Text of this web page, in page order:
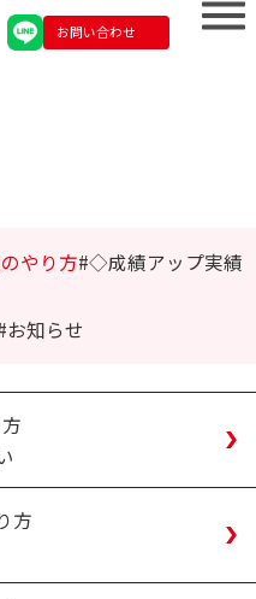
お問い合わせ
やり方 ◇成績アップ実績
お知らせ
方